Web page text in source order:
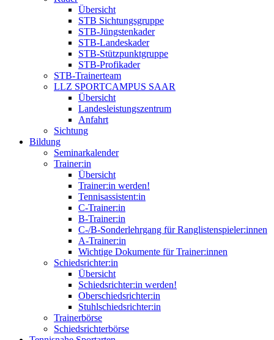
Übersicht
STB Sichtungsgruppe
STB-Jüngstenkader
STB-Landeskader
STB-Stützpunktgruppe
STB-Profikader
STB-Trainerteam
LLZ SPORTCAMPUS SAAR
Übersicht
Landesleistungszentrum
Anfahrt
Sichtung
Bildung
Seminarkalender
Trainer:in
Übersicht
Trainer:in werden!
Tennisassistent:in
C-Trainer:in
B-Trainer:in
C-/B-Sonderlehrgang für Ranglistenspieler:innen
A-Trainer:in
Wichtige Dokumente für Trainer:innen
Schiedsrichter:in
Übersicht
Schiedsrichter:in werden!
Oberschiedsrichter:in
Stuhlschiedsrichter:in
Trainerbörse
Schiedsrichterbörse